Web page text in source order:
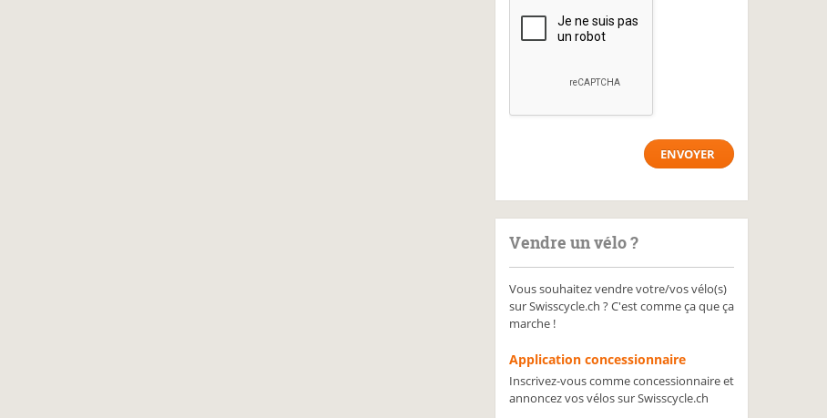
Vendre un vélo ?
Vous souhaitez vendre votre/vos vélo(s)
sur Swisscycle.ch ? C'est comme ça que ça
marche !
Application concessionnaire
Inscrivez-vous comme concessionnaire et
annoncez vos vélos sur Swisscycle.ch